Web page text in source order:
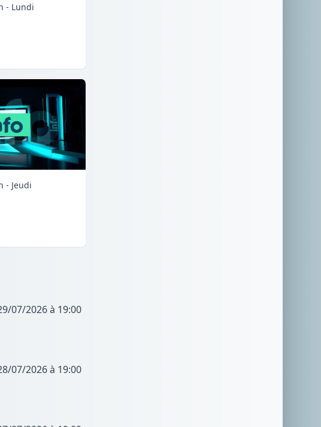
- Lundi
- Jeudi
07/2026 à 19:00
07/2026 à 19:00